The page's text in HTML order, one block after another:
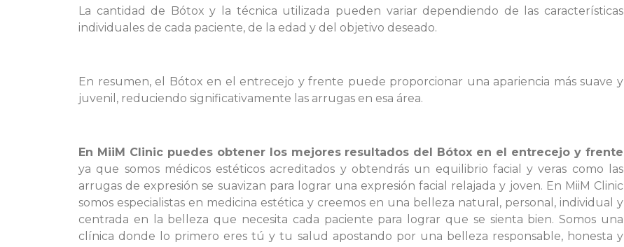
La cantidad de Bótox y la técnica utilizada pueden variar dependiendo de las características
individuales de cada paciente, de la edad y del objetivo deseado.
En resumen, el Bótox en el entrecejo y frente puede proporcionar una apariencia más suave y
juvenil, reduciendo significativamente las arrugas en esa área.
En MiiM Clinic puedes obtener los mejores resultados del Bótox en el entrecejo y frente
ya que somos médicos estéticos acreditados y obtendrás un equilibrio facial y veras como las
arrugas de expresión se suavizan para lograr una expresión facial relajada y joven. En MiiM Clinic
somos especialistas en medicina estética y creemos en una belleza natural, personal, individual y
centrada en la belleza que necesita cada paciente para lograr que se sienta bien. Somos una
clínica donde lo primero eres tú y tu salud apostando por una belleza responsable, honesta y